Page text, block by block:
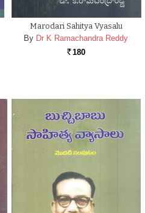
Marodari Sahitya Vyasalu
By Dr K Ramachandra Reddy
Rs. 180